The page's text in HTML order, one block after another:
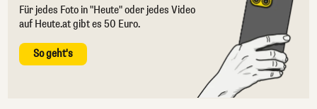
Für jedes Foto in "Heute" oder jedes Video
auf Heute.at gibt es 50 Euro.
So geht's